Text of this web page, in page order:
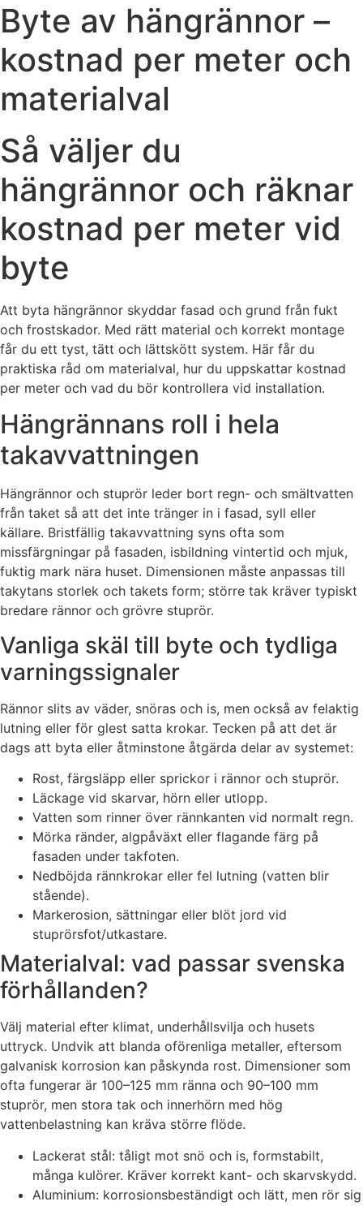
Byte av hängrännor –
kostnad per meter och
materialval
Så väljer du
hängrännor och räknar
kostnad per meter vid
byte
Att byta hängrännor skyddar fasad och grund från fukt
och frostskador. Med rätt material och korrekt montage
får du ett tyst, tätt och lättskött system. Här får du
praktiska råd om materialval, hur du uppskattar kostnad
per meter och vad du bör kontrollera vid installation.
Hängrännans roll i hela
takavvattningen
Hängrännor och stuprör leder bort regn- och smältvatten
från taket så att det inte tränger in i fasad, syll eller
källare. Bristfällig takavvattning syns ofta som
missfärgningar på fasaden, isbildning vintertid och mjuk,
fuktig mark nära huset. Dimensionen måste anpassas till
takytans storlek och takets form; större tak kräver typiskt
bredare rännor och grövre stuprör.
Vanliga skäl till byte och tydliga
varningssignaler
Rännor slits av väder, snöras och is, men också av felaktig
lutning eller för glest satta krokar. Tecken på att det är
dags att byta eller åtminstone åtgärda delar av systemet:
Rost, färgsläpp eller sprickor i rännor och stuprör.
Läckage vid skarvar, hörn eller utlopp.
Vatten som rinner över rännkanten vid normalt regn.
Mörka ränder, algpåväxt eller flagande färg på
fasaden under takfoten.
Nedböjda rännkrokar eller fel lutning (vatten blir
stående).
Markerosion, sättningar eller blöt jord vid
stuprörsfot/utkastare.
Materialval: vad passar svenska
förhållanden?
Välj material efter klimat, underhållsvilja och husets
uttryck. Undvik att blanda oförenliga metaller, eftersom
galvanisk korrosion kan påskynda rost. Dimensioner som
ofta fungerar är 100–125 mm ränna och 90–100 mm
stuprör, men stora tak och innerhörn med hög
vattenbelastning kan kräva större flöde.
Lackerat stål: tåligt mot snö och is, formstabilt,
många kulörer. Kräver korrekt kant- och skarvskydd.
Aluminium: korrosionsbeständigt och lätt, men rör sig